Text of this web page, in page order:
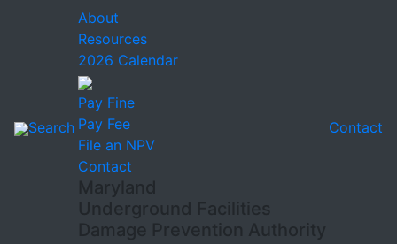
Search
About
Resources
2026 Calendar
Pay Fine
Pay Fee
File an NPV
Contact
Maryland
Underground Facilities
Damage Prevention Authority
Contact